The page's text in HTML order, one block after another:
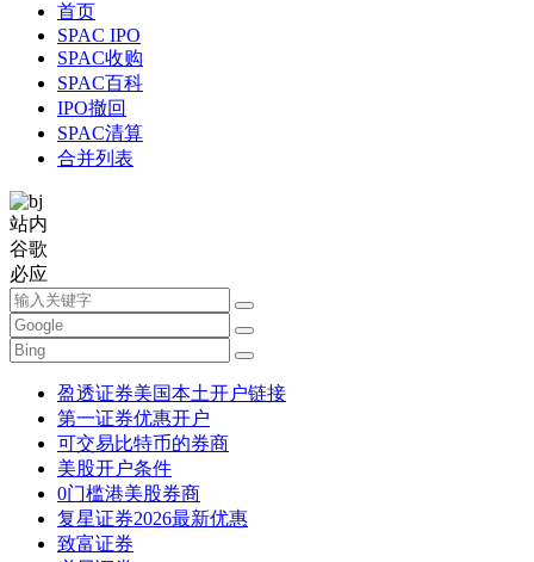
首页
SPAC IPO
SPAC收购
SPAC百科
IPO撤回
SPAC清算
合并列表
站内
谷歌
必应
盈透证券美国本土开户链接
第一证券优惠开户
可交易比特币的券商
美股开户条件
0门槛港美股券商
复星证券2026最新优惠
致富证券